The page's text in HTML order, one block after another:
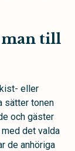
till
eller
sätter tonen
och gäster
det valda
de anhöriga